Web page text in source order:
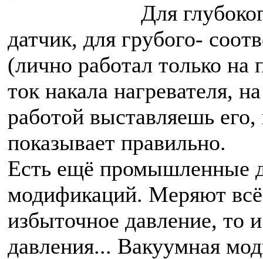
Для
датчик, для грубого-
(лично работал только
ток накала нагревателя,
работой выставляешь
показывает правильно.
Есть ещё промышленные
модификаций. Меряют всё
избыточное давление, то
давления... Вакуумная